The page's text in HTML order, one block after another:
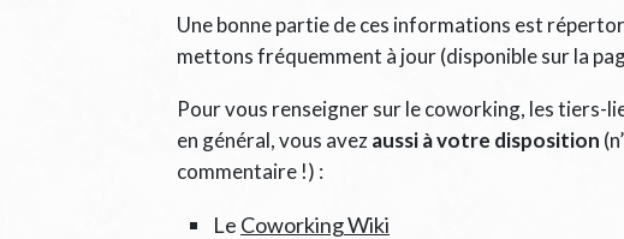
Une bonne partie de ces informations est
mettons fréquemment à jour (disponible sur la
Pour vous renseigner sur le coworking, les tiers-
en général, vous avezaussi à votre disposition
commentaire !) :
Le Coworking Wiki